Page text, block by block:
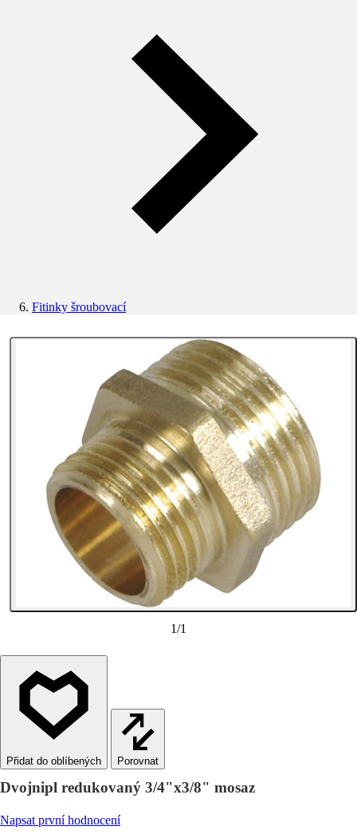
Fitinky šroubovací
1/1
Porovnat
Dvojnipl redukovaný 3/4"x3/8" mosaz
Napsat první hodnocení